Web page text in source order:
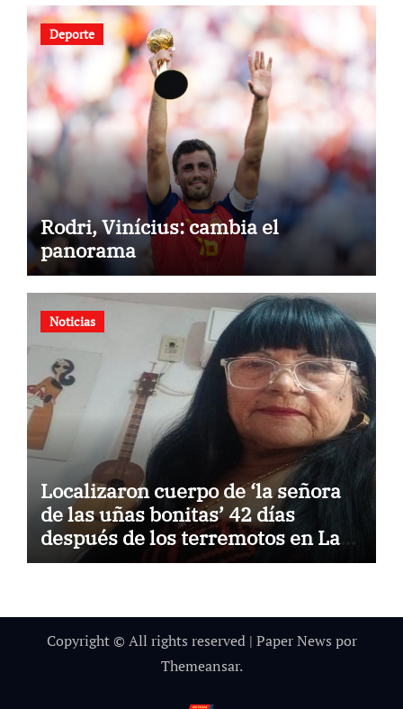
Deporte
Rodri, Vinícius: cambia el
panorama
Noticias
Localizaron cuerpo de ‘la señora
de las uñas bonitas’ 42 días
después de los terremotos en La
Guaira
Copyright © All rights reserved | Paper News por
Themeansar.